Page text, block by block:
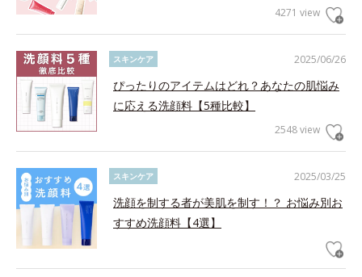
4271 view
2025/06/26
スキンケア
ぴったりのアイテムはどれ？あなたの肌悩み
に応える洗顔料【5種比較】
2548 view
2025/03/25
スキンケア
洗顔を制する者が美肌を制す！？ お悩み別お
すすめ洗顔料【4選】